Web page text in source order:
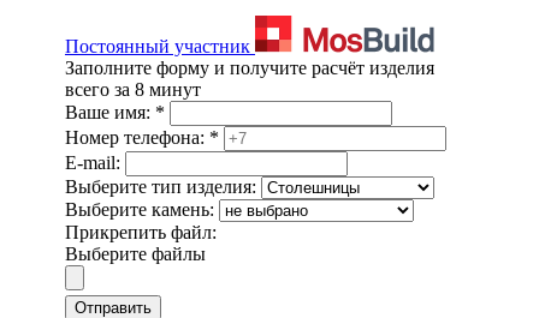
Постоянный участник
Заполните форму и получите расчёт изделия
всего за 8 минут
Ваше имя: *
Номер телефона: *
E-mail:
Выберите тип изделия:
Выберите камень:
Прикрепить файл:
Выберите файлы
Отправить